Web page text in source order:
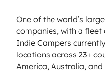
One of the world’s
companies, with a fleet
Indie Campers
locations across 23+
America, Australia, and